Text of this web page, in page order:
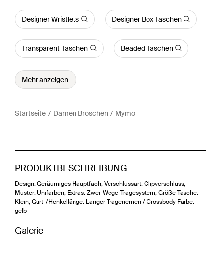
Designer Wristlets Designer Box Taschen
Transparent Taschen Beaded Taschen
Mehr anzeigen
Startseite Damen Broschen Mymo
PRODUKTBESCHREIBUNG
Design: Geräumiges Hauptfach; Verschlussart: Clipverschluss;
Muster: Unifarben; Extras: Zwei-Wege-Tragesystem; Größe Tasche:
Klein; Gurt-/Henkellänge: Langer Trageriemen / Crossbody Farbe:
gelb
Galerie